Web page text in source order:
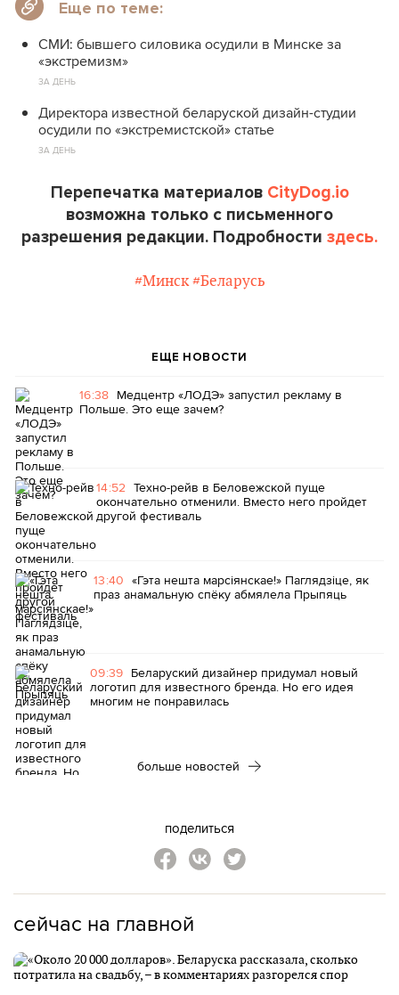
Еще по теме:
СМИ: бывшего силовика осудили в Минске за
«экстремизм»
ЗА ДЕНЬ
Директора известной беларуской дизайн-студии
осудили по «экстремистской» статье
ЗА ДЕНЬ
Перепечатка материалов CityDog.io
возможна только с письменного
разрешения редакции. Подробности здесь.
#Минск #Беларусь
ЕЩЕ НОВОСТИ
16:38 Медцентр «ЛОДЭ» запустил рекламу в
Польше. Это еще зачем?
14:52 Техно-рейв в Беловежской пуще
окончательно отменили. Вместо него пройдет
другой фестиваль
13:40 «Гэта нешта марсіянскае!» Паглядзіце, як
праз анамальную спёку абмялела Прыпяць
09:39 Беларуский дизайнер придумал новый
логотип для известного бренда. Но его идея
многим не понравилась
больше новостей
поделиться
сейчас на главной